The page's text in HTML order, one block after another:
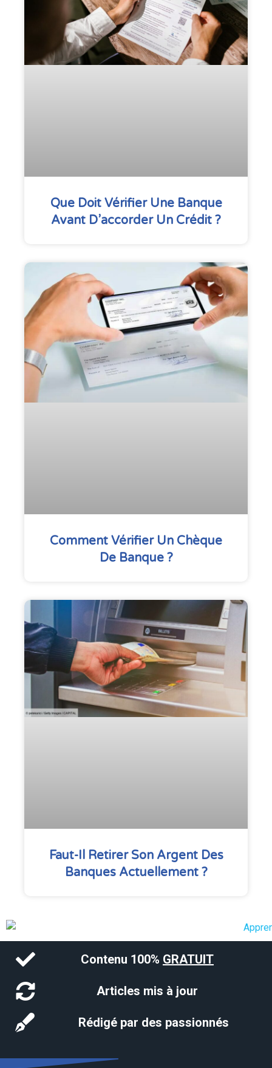
Que Doit Vérifier Une Banque
Avant D’accorder Un Crédit ?
Comment Vérifier Un Chèque
De Banque ?
Faut-Il Retirer Son Argent Des
Banques Actuellement ?
Contenu 100% GRATUIT
Articles mis à jour
Rédigé par des passionnés